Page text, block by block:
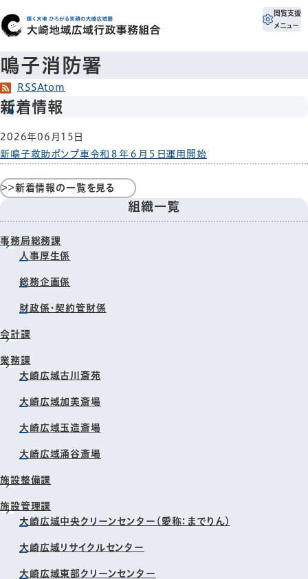
閲覧支援
メニュー
鳴子消防署
RSSAtom
新着情報
2026年06月15日
新鳴子救助ポンプ車令和８年６月５日運用開始
>>新着情報の一覧を見る
組織一覧
事務局総務課
人事厚生係
総務企画係
財政係・契約管財係
会計課
業務課
大崎広域古川斎苑
大崎広域加美斎場
大崎広域玉造斎場
大崎広域涌谷斎場
施設整備課
施設管理課
大崎広域中央クリーンセンター（愛称：までりん）
大崎広域リサイクルセンター
大崎広域東部クリーンセンター